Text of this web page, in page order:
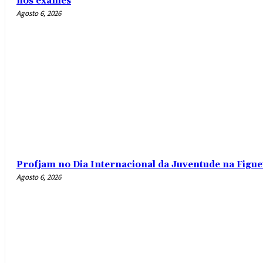
Agosto 6, 2026
Profjam no Dia Internacional da Juventude na
Agosto 6, 2026